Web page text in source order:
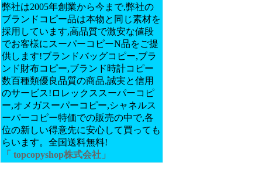
弊社は2005年創業から今まで,弊社の
ブランドコピー品は本物と同じ素材を
採用しています,高品質で激安な値段
でお客様にスーパーコピーN品をご提
供します!ブランドバッグコピー,ブラ
ンド財布コピー,ブランド時計コピー
数百種類優良品質の商品,誠実と信用
のサービス!ロレックススーパーコピ
ー,オメガスーパーコピー,シャネルス
ーパーコピー特価での販売の中で,各
位の新しい得意先に安心して買っても
らいます。全国送料無料!
「 topcopyshop株式会社 」